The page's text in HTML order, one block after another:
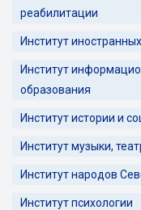
реабилитации
Институт
Институт
образования
Институт истории и
Институт музыки,
Институт народов
Институт психологии